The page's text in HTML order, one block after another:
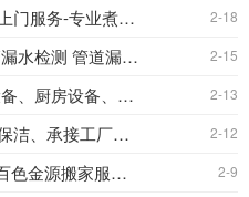
轻松又无忧百色正规煮蛋器维修上门服务-专业煮蛋器维 2-18
德保本地专业漏水探测公司 水管漏水检测 管道漏水检测 2-15
长期回收出售:办公设备、制冷设备、厨房设备、酒店设 2-13
田阳霖颉家政提供居家日常全屋保洁、承接工厂保洁外包 2-12
3吨车搬家 1 1 1m 随车师傅2人 百色金源搬家服务公司 2-9